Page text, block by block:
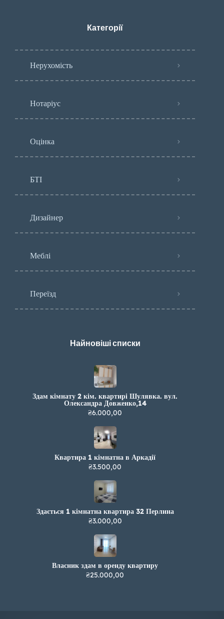
Категорії
Нерухомість
Нотаріус
Оцінка
БТІ
Дизайнер
Меблі
Переїзд
Найновіші списки
Здам кімнату 2 кім. квартирі Шулявка. вул.
Олександра Довженко,14
₴6.000,00
Квартира 1 кімнатна в Аркадії
₴3.500,00
Здається 1 кімнатна квартира 32 Перлина
₴3.000,00
Власник здам в оренду квартиру
₴25.000,00